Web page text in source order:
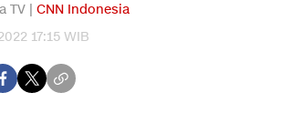
TV | CNN Indonesia
17:15 WIB